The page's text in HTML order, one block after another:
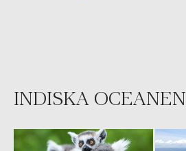
INDISKA OCEANEN